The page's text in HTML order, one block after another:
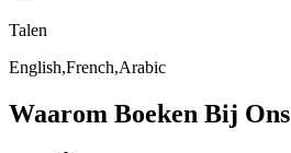
Talen
English,French,Arabic
Waarom Boeken Bij Ons